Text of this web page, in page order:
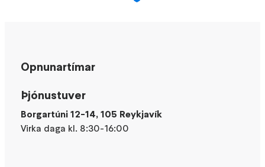
Opnunartímar
Þjónustuver
Borgartúni 12-14, 105 Reykjavík
Virka daga kl. 8:30-16:00